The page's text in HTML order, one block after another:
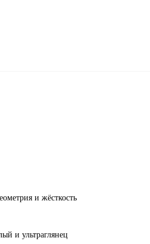
и жёсткость
и ультраглянец